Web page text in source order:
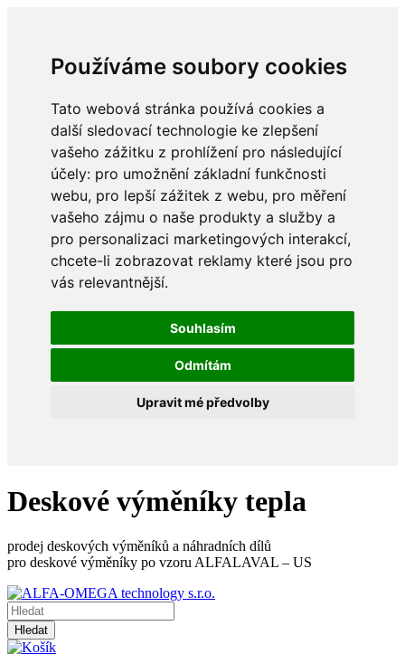
Používáme soubory cookies
Tato webová stránka používá cookies a
další sledovací technologie ke zlepšení
vašeho zážitku z prohlížení pro následující
účely: pro umožnění základní funkčnosti
webu, pro lepší zážitek z webu, pro měření
vašeho zájmu o naše produkty a služby a
pro personalizaci marketingových interakcí,
chcete-li zobrazovat reklamy které jsou pro
vás relevantnější.
Souhlasím
Odmítám
Upravit mé předvolby
Deskové výměníky tepla
prodej deskových výměníků a náhradních dílů
pro deskové výměníky po vzoru ALFALAVAL – US
Hledat